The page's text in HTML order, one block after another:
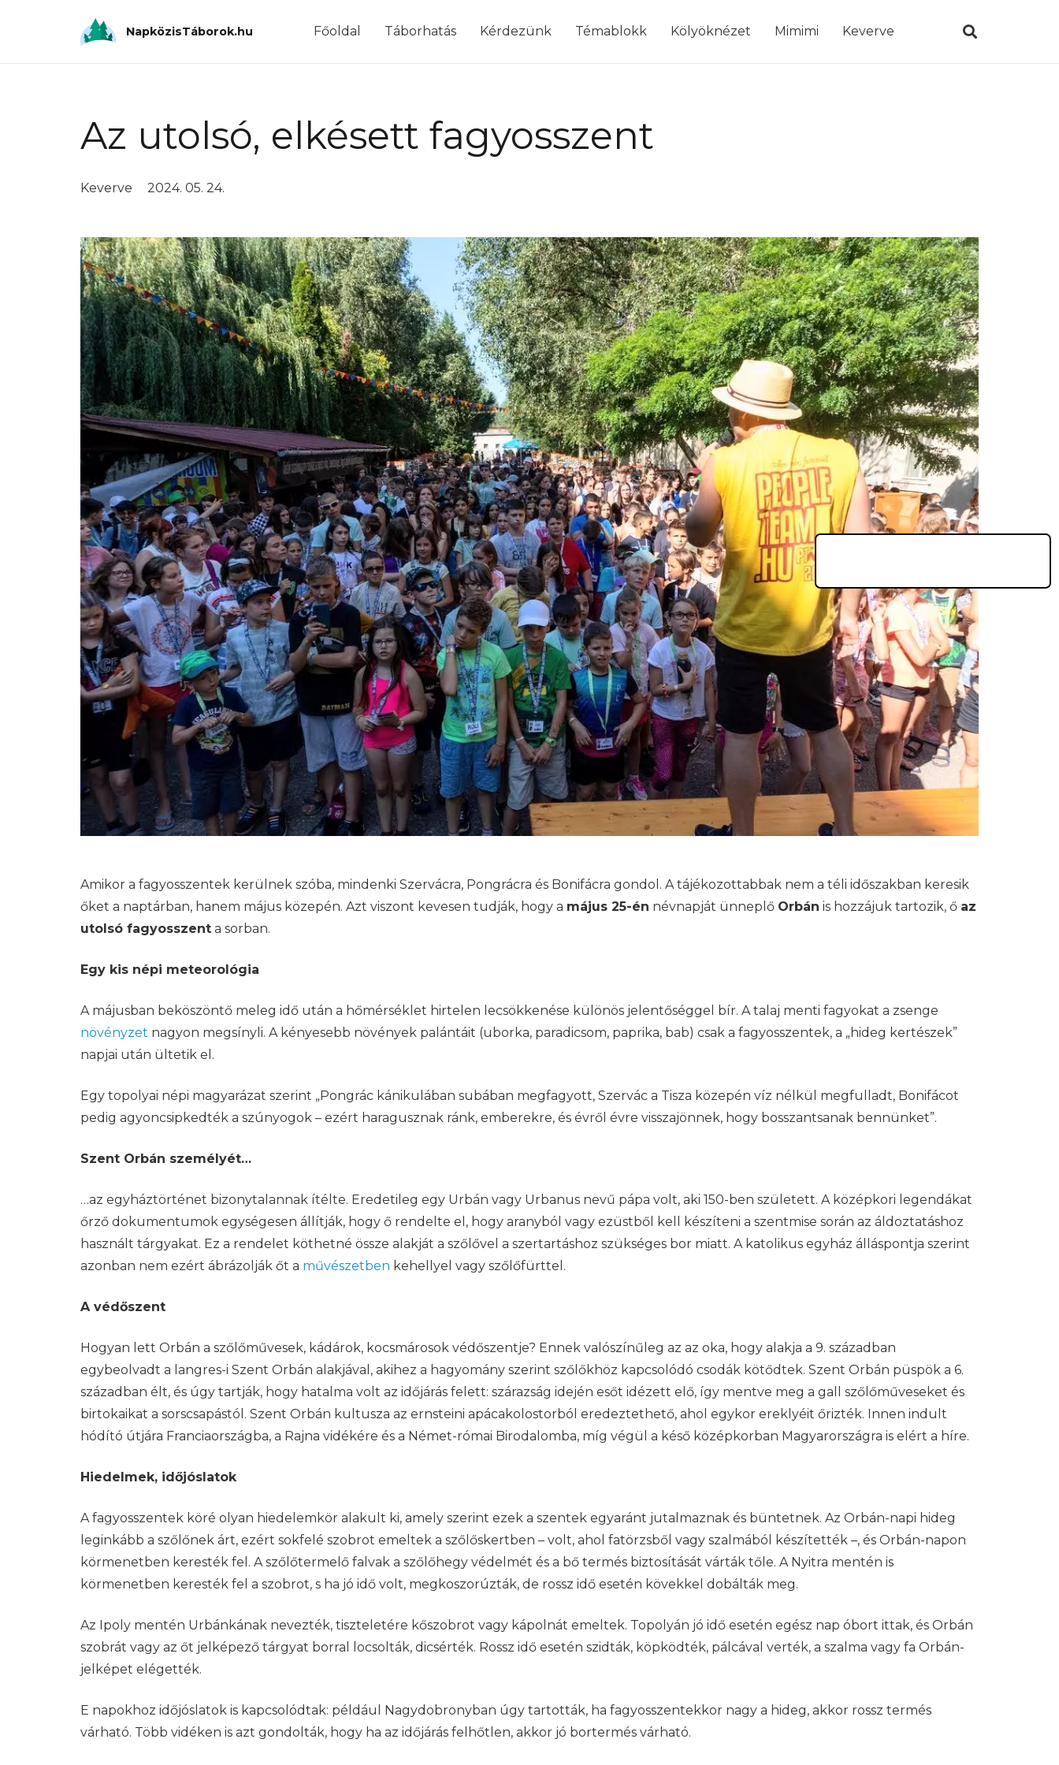
NapközisTáborok.hu Főoldal Táborhatás Kérdezünk Témablokk Kölyöknézet Mimimi Keverve
Az utolsó, elkésett fagyosszent
Keverve 2024. 05. 24.
Amikor a fagyosszentek kerülnek szóba, mindenki Szervácra, Pongrácra és Bonifácra gondol. A tájékozottabbak nem a téli időszakban keresik
őket a naptárban, hanem május közepén. Azt viszont kevesen tudják, hogy a május 25-én névnapját ünneplő Orbán is hozzájuk tartozik, ő az
utolsó fagyosszent a sorban.
Egy kis népi meteorológia
A májusban beköszöntő meleg idő után a hőmérséklet hirtelen lecsökkenése különös jelentőséggel bír. A talaj menti fagyokat a zsenge
növényzet nagyon megsínyli. A kényesebb növények palántáit (uborka, paradicsom, paprika, bab) csak a fagyosszentek, a „hideg kertészek”
napjai után ültetik el.
Egy topolyai népi magyarázat szerint „Pongrác kánikulában subában megfagyott, Szervác a Tisza közepén víz nélkül megfulladt, Bonifácot
pedig agyoncsipkedték a szúnyogok – ezért haragusznak ránk, emberekre, és évről évre visszajönnek, hogy bosszantsanak bennünket”.
Szent Orbán személyét…
…az egyháztörténet bizonytalannak ítélte. Eredetileg egy Urbán vagy Urbanus nevű pápa volt, aki 150-ben született. A középkori legendákat
őrző dokumentumok egységesen állítják, hogy ő rendelte el, hogy aranyból vagy ezüstből kell készíteni a szentmise során az áldoztatáshoz
használt tárgyakat. Ez a rendelet köthetné össze alakját a szőlővel a szertartáshoz szükséges bor miatt. A katolikus egyház álláspontja szerint
azonban nem ezért ábrázolják őt a művészetben kehellyel vagy szőlőfürttel.
A védőszent
Hogyan lett Orbán a szőlőművesek, kádárok, kocsmárosok védőszentje? Ennek valószínűleg az az oka, hogy alakja a 9. században
egybeolvadt a langres-i Szent Orbán alakjával, akihez a hagyomány szerint szőlőkhöz kapcsolódó csodák kötődtek. Szent Orbán püspök a 6.
században élt, és úgy tartják, hogy hatalma volt az időjárás felett: szárazság idején esőt idézett elő, így mentve meg a gall szőlőműveseket és
birtokaikat a sorscsapástól. Szent Orbán kultusza az ernsteini apácakolostorból eredeztethető, ahol egykor ereklyéit őrizték. Innen indult
hódító útjára Franciaországba, a Rajna vidékére és a Német-római Birodalomba, míg végül a késő középkorban Magyarországra is elért a híre.
Hiedelmek, időjóslatok
A fagyosszentek köré olyan hiedelemkör alakult ki, amely szerint ezek a szentek egyaránt jutalmaznak és büntetnek. Az Orbán-napi hideg
leginkább a szőlőnek árt, ezért sokfelé szobrot emeltek a szőlőskertben – volt, ahol fatörzsből vagy szalmából készítették –, és Orbán-napon
körmenetben keresték fel. A szőlőtermelő falvak a szőlőhegy védelmét és a bő termés biztosítását várták tőle. A Nyitra mentén is
körmenetben keresték fel a szobrot, s ha jó idő volt, megkoszorúzták, de rossz idő esetén kövekkel dobálták meg.
Az Ipoly mentén Urbánkának nevezték, tiszteletére kőszobrot vagy kápolnát emeltek. Topolyán jó idő esetén egész nap óbort ittak, és Orbán
szobrát vagy az őt jelképező tárgyat borral locsolták, dicsérték. Rossz idő esetén szidták, köpködték, pálcával verték, a szalma vagy fa Orbán-
jelképet elégették.
E napokhoz időjóslatok is kapcsolódtak: például Nagydobronyban úgy tartották, ha fagyosszentekkor nagy a hideg, akkor rossz termés
várható. Több vidéken is azt gondolták, hogy ha az időjárás felhőtlen, akkor jó bortermés várható.